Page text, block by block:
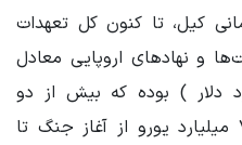
کیل، تا کنون کل تعهدات
و نهادهای اروپایی معادل
یورو (۱۶۰ میلیارد دلار ) بوده که بیش از دو
برابر تعهدات آمریکا به مبلغ ۷۱ میلیارد یورو از آغاز جنگ تا